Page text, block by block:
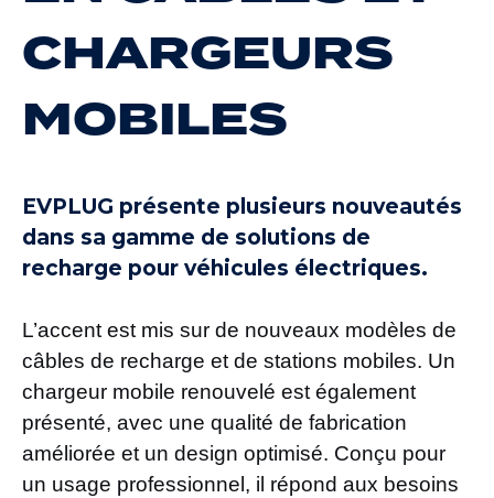
CHARGEURS
MOBILES
EVPLUG présente plusieurs nouveautés
dans sa gamme de solutions de
recharge pour véhicules électriques.
L’accent est mis sur de nouveaux modèles de
câbles de recharge et de stations mobiles. Un
chargeur mobile renouvelé est également
présenté, avec une qualité de fabrication
améliorée et un design optimisé. Conçu pour
un usage professionnel, il répond aux besoins